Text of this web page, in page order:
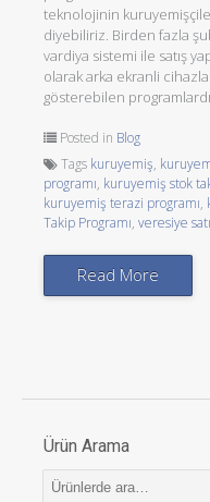
teknolojinin
diyebiliriz. Birden fazla
vardiya sistemi ile satış
olarak arka ekranli
gösterebilen
Posted in Blog
Tags kuruyemiş,
programı, kuruyemiş stok
kuruyemiş terazi programı,
Takip Programı, veresiye
Read More
Ürün Arama
Ara: